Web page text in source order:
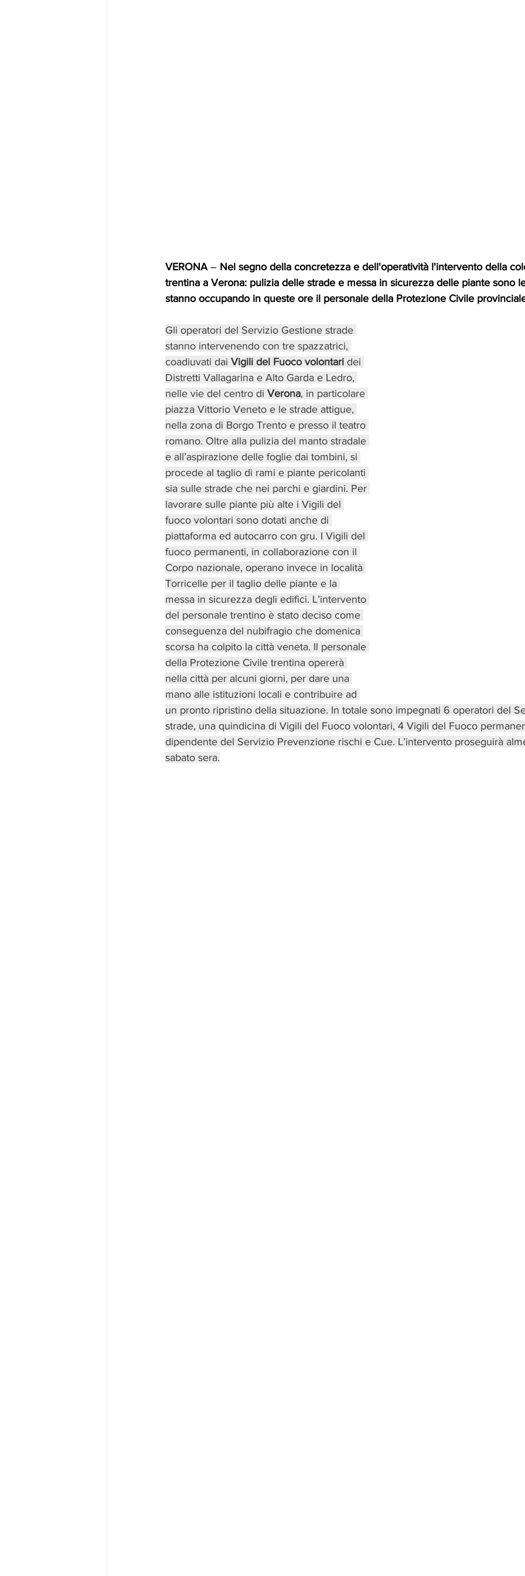
VERONA – Nel segno della concretezza e dell'operatività l'intervento della
trentina a Verona: pulizia delle strade e messa in sicurezza delle piante sono
stanno occupando in queste ore il personale della Protezione Civile
Gli operatori del Servizio Gestione strade
stanno intervenendo con tre spazzatrici,
coadiuvati dai Vigili del Fuoco volontari dei
Distretti Vallagarina e Alto Garda e Ledro,
nelle vie del centro di Verona, in particolare
piazza Vittorio Veneto e le strade attigue,
nella zona di Borgo Trento e presso il teatro
romano. Oltre alla pulizia del manto stradale
e all’aspirazione delle foglie dai tombini, si
procede al taglio di rami e piante pericolanti
sia sulle strade che nei parchi e giardini. Per
lavorare sulle piante più alte i Vigili del
fuoco volontari sono dotati anche di
piattaforma ed autocarro con gru. I Vigili del
fuoco permanenti, in collaborazione con il
Corpo nazionale, operano invece in località
Torricelle per il taglio delle piante e la
messa in sicurezza degli edifici. L’intervento
del personale trentino è stato deciso come
conseguenza del nubifragio che domenica
scorsa ha colpito la città veneta. Il personale
della Protezione Civile trentina opererà
nella città per alcuni giorni, per dare una
mano alle istituzioni locali e contribuire ad
un pronto ripristino della situazione. In totale sono impegnati 6 operatori del
strade, una quindicina di Vigili del Fuoco volontari, 4 Vigili del Fuoco
dipendente del Servizio Prevenzione rischi e Cue. L’intervento proseguirà
sabato sera.